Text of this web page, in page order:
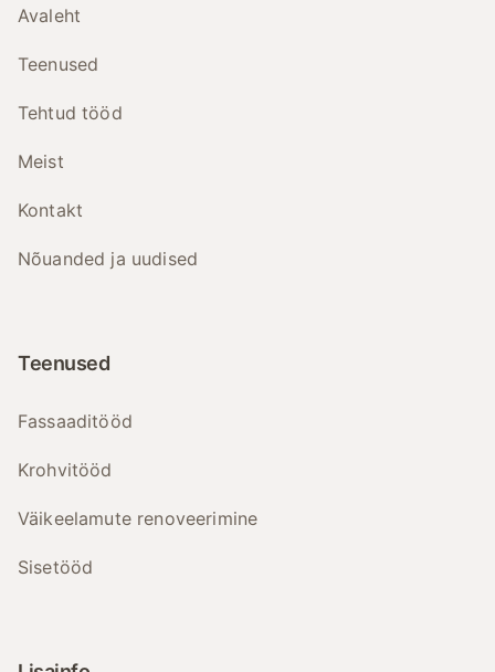
Avaleht
Teenused
Tehtud tööd
Meist
Kontakt
Nõuanded ja uudised
Teenused
Fassaaditööd
Krohvitööd
Väikeelamute renoveerimine
Sisetööd